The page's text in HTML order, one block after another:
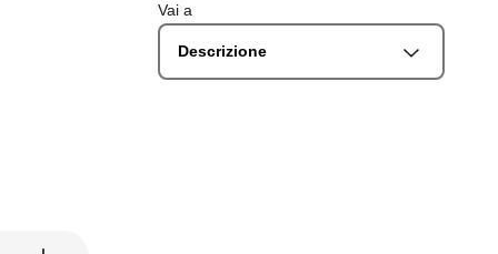
Vai a
Descrizione